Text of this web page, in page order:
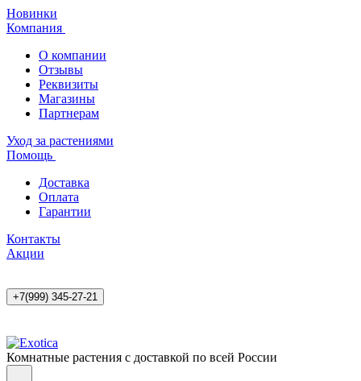
Новинки
Компания
О компании
Отзывы
Реквизиты
Магазины
Партнерам
Уход за растениями
Помощь
Доставка
Оплата
Гарантии
Контакты
Акции
+7(999) 345-27-21
Комнатные растения с доставкой по всей России